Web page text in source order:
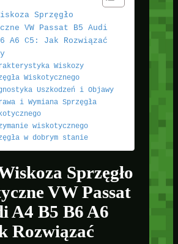
Sprzęgło
VW Passat B5 Audi
A6 C5: Jak Rozwiązać
Wiskozy
Wiskotycznego
Uszkodzeń i Objawy
i Wymiana Sprzęgła
wiskotycznego
w dobrym stanie
Sprzęgło
VW Passat
A4 B5 B6 A6
Rozwiązać